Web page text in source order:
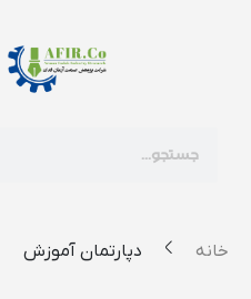
خانه دپارتمان آموزش